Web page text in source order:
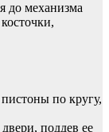
до механизма
по кругу,
поддев ее